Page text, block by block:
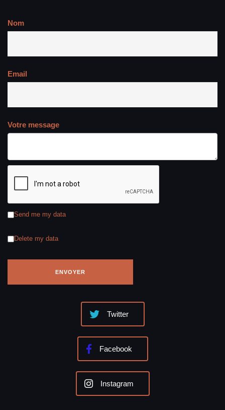
Nom
Email
Votre message
Send me my data
Delete my data
Twitter
Facebook
Instagram